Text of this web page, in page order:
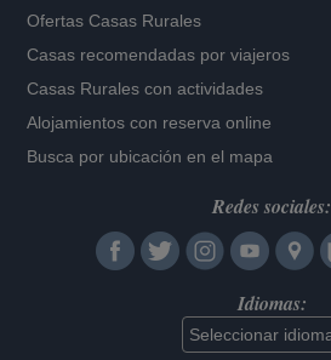
Ofertas Casas Rurales
Casas recomendadas por viajeros
Casas Rurales con actividades
Alojamientos con reserva online
Busca por ubicación en el mapa
Redes sociales:
Idiomas: